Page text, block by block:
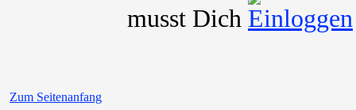
musst Dich
Zum Seitenanfang